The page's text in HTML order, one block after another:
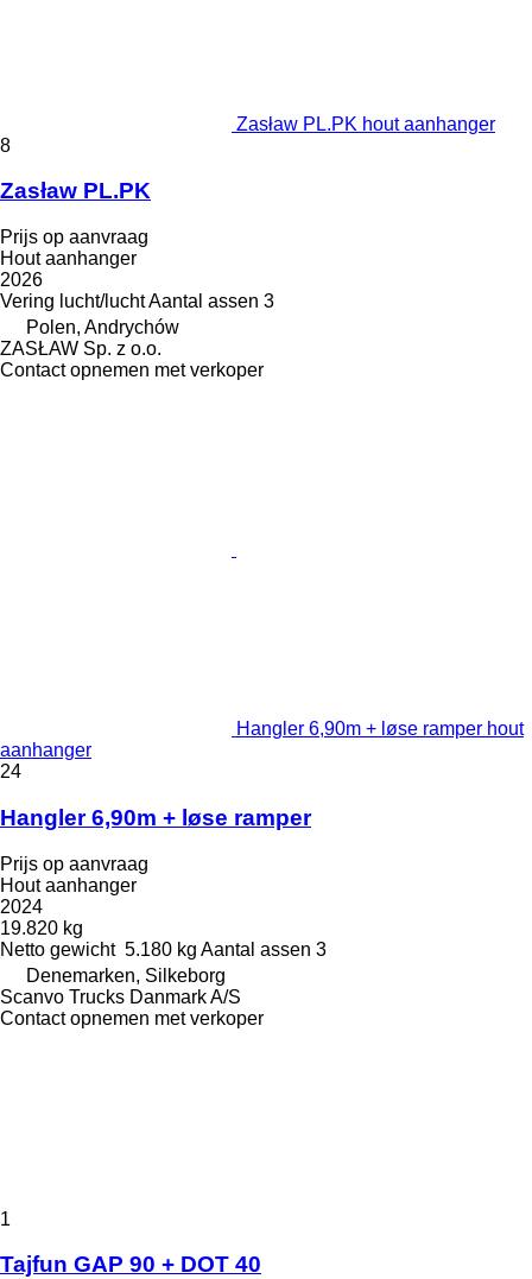
Zasław PL.PK hout aanhanger
8
Zasław PL.PK
Prijs op aanvraag
Hout aanhanger
2026
Vering lucht/luchtAantal assen 3
Polen, Andrychów
ZASŁAW Sp. z o.o.
Contact opnemen met verkoper
Hangler 6,90m + løse ramper hout
aanhanger
24
Hangler 6,90m + løse ramper
Prijs op aanvraag
Hout aanhanger
2024
19.820 kg
Netto gewicht 5.180 kg Aantal assen 3
Denemarken, Silkeborg
Scanvo Trucks Danmark A/S
Contact opnemen met verkoper
1
Tajfun GAP 90 + DOT 40